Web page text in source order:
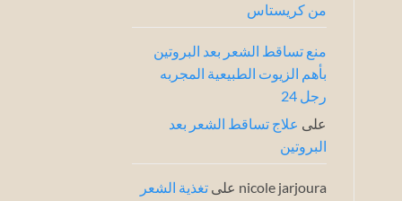
خبراء
من كريستاس
منع تساقط الشعر بعد البروتين
بأهم الزيوت الطبيعية المجربه
رجل 24
على علاج تساقط الشعر بعد
البروتين
nicole jarjoura علىتغذية الشعر